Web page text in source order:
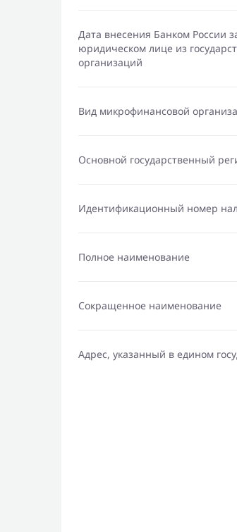
Дата внесения Банком России
юридическом лице из
организаций
Вид микрофинансовой
Основной государственный
Идентификационный номер
Полное наименование
Сокращенное наименование
Адрес, указанный в едином